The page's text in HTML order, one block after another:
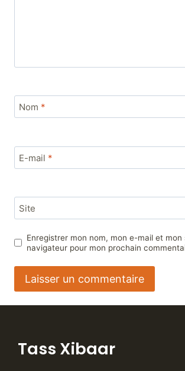
Nom *
E-mail *
Site
Enregistrer mon nom, mon e-mail et mon
navigateur pour mon prochain
Tass Xibaar